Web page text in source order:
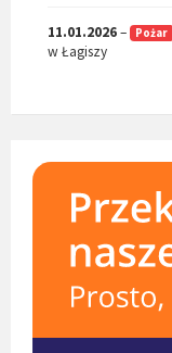
11.01.2026– Pożar
w Łagiszy